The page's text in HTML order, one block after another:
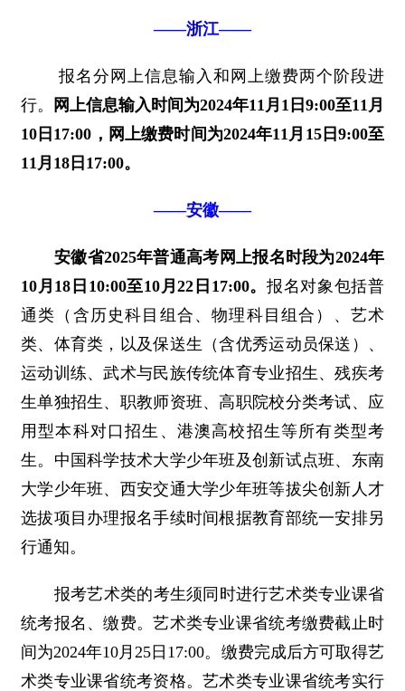
——浙江——
报名分网上信息输入和网上缴费两个阶段进
行。
网上信息输入时间为2024年11月1日9:00至11月
10日17:00，网上缴费时间为2024年11月15日9:00至
11月18日17:00。
——安徽——
安徽省2025年普通高考网上报名时段为2024年
10月18日10:00至10月22日17:00。 报名对象包括普
通类（含历史科目组合、物理科目组合）、艺术
类、体育类，以及保送生（含优秀运动员保送）、
运动训练、武术与民族传统体育专业招生、残疾考
生单独招生、职教师资班、高职院校分类考试、应
用型本科对口招生、港澳高校招生等所有类型考
生。中国科学技术大学少年班及创新试点班、东南
大学少年班、西安交通大学少年班等拔尖创新人才
选拔项目办理报名手续时间根据教育部统一安排另
行通知。
报考艺术类的考生须同时进行艺术类专业课省
统考报名、缴费。艺术类专业课省统考缴费截止时
间为2024年10月25日17:00。缴费完成后方可取得艺
术类专业课省统考资格。艺术类专业课省统考实行